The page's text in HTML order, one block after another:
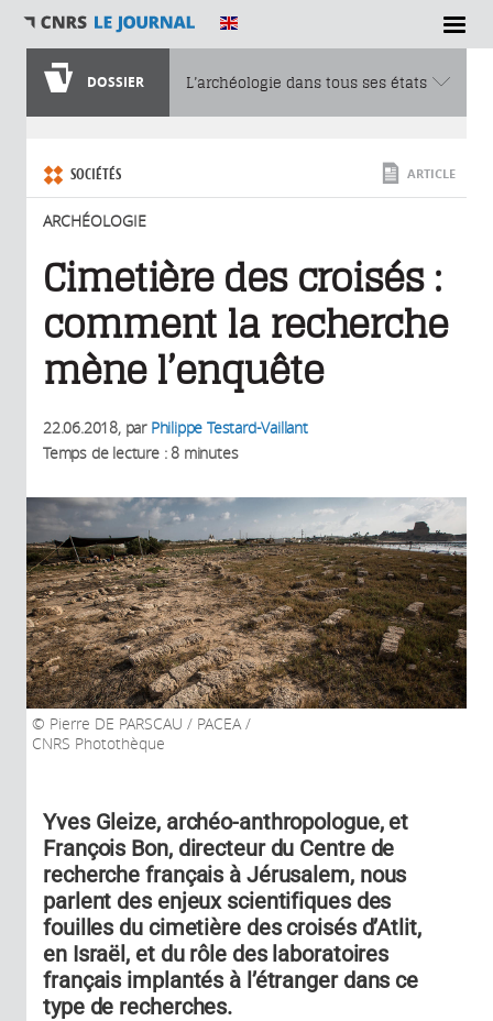
SECTIONS
DOSSIER L’archéologie dans tous ses états
SOCIÉTÉS
ARCHÉOLOGIE
ARTICLE
Cimetière des croisés :
comment la recherche
mène l’enquête
22.06.2018, par Philippe Testard-Vaillant
Temps de lecture : 8 minutes
Pierre DE PARSCAU / PACEA /
CNRS Photothèque
Yves Gleize, archéo-anthropologue, et
François Bon, directeur du Centre de
recherche français à Jérusalem, nous
parlent des enjeux scientifiques des
fouilles du cimetière des croisés d’Atlit,
en Israël, et du rôle des laboratoires
français implantés à l’étranger dans ce
type de recherches.